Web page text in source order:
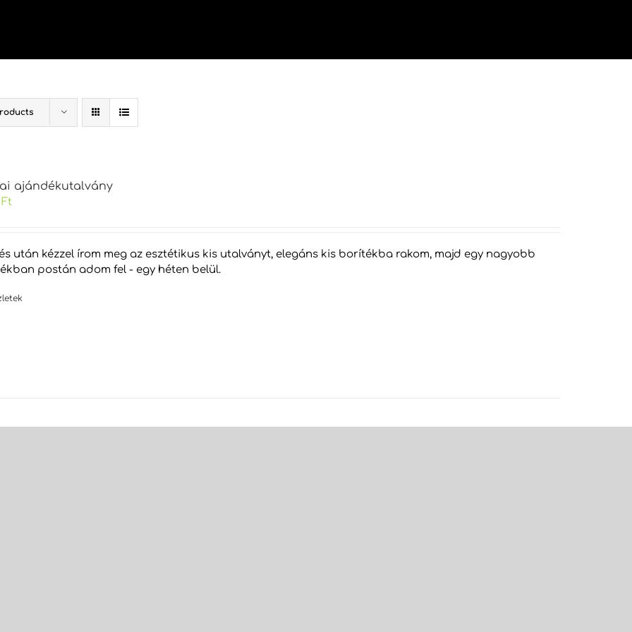
ajándékutalvány
Ft
után kézzel írom meg az esztétikus kis utalványt, elegáns kis borítékba rakom, majd egy nagyobb
postán adom fel - egy héten belül.